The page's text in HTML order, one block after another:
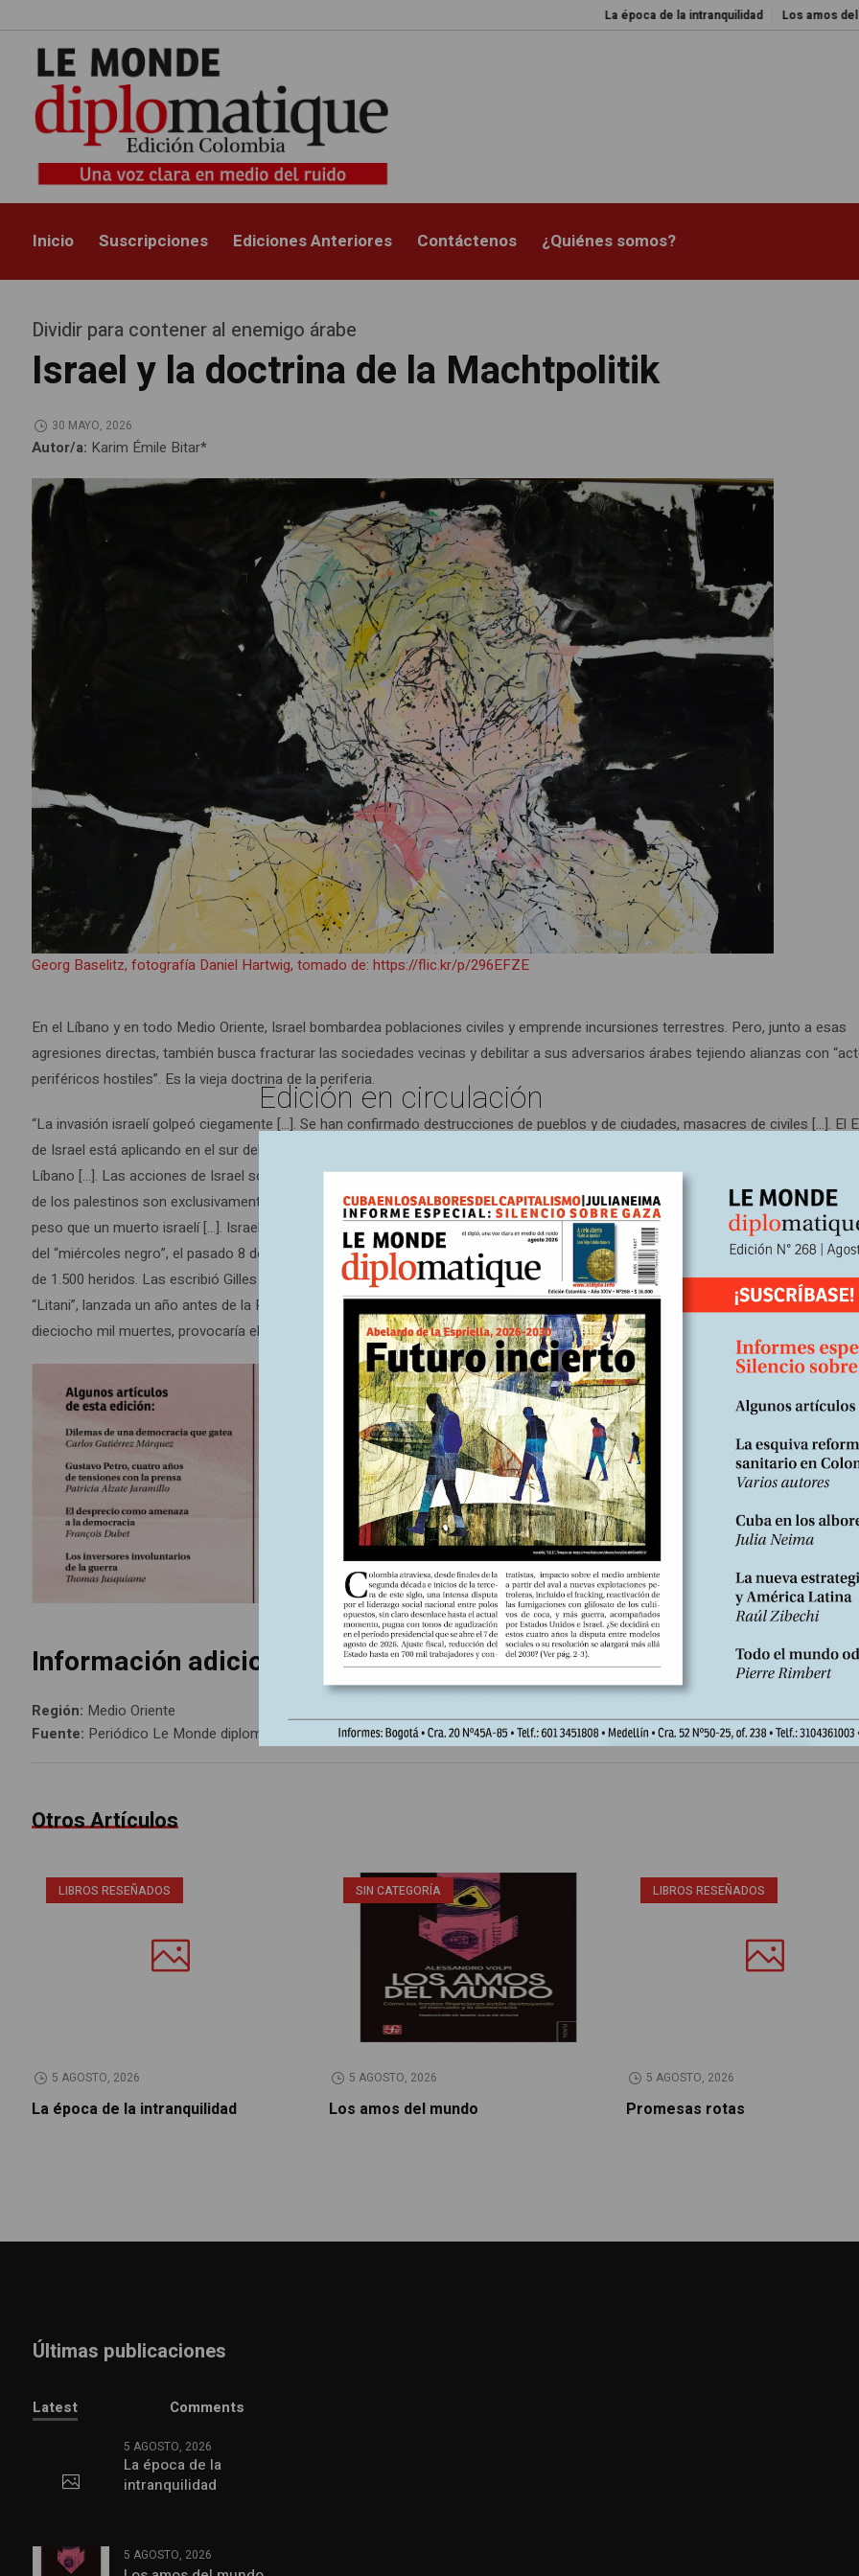
La época de la intranquilidad Los amos del mundo
Inicio Suscripciones Ediciones Anteriores Contáctenos ¿Quiénes somos?
Dividir para contener al enemigo árabe
Israel y la doctrina de la Machtpolitik
30 MAYO, 2026
Autor/a: Karim Émile Bitar*
Georg Baselitz, fotografía Daniel Hartwig, tomado de: https://flic.kr/p/296EFZE
En el Líbano y en todo Medio Oriente, Israel bombardea poblaciones civiles y emprende incursiones terrestres. Pero, junto a esas
agresiones directas, también busca fracturar las sociedades vecinas y debilitar a sus adversarios árabes tejiendo alianzas con
periféricos hostiles”. Es la vieja doctrina de la periferia.
“La invasión israelí golpeó ciegamente […]. Se han confirmado destrucciones de pueblos y de ciudades, masacres de civiles […]. El
de Israel está aplicando en el sur del Líbano el método que dio resultados en Galilea y en otros lados en 1948: ‘palestinear’ al sur
Líbano […]. Las acciones de Israel son consideradas reacciones legítimas, incluso cuando parecen desproporcionadas, mientras
de los palestinos son exclusivamente tratadas como crímenes terroristas. Y un muerto árabe no tiene ni el mismo tamaño ni el
peso que un muerto israelí […]. Israel puede contar con una complicidad casi unánime”. Esas líneas no fueron publicadas al día
del “miércoles negro”, el pasado 8 de abril, cuando la aviación israelí mató a más de 350 civiles libaneses en unos minutos y
de 1.500 heridos. Las escribió Gilles Deleuze en
Le Monde, el 7 de abril de 1978 (1). El filósofo denunciaba en ese artículo la
“Litani”, lanzada un año antes de la Revolución Islámica iraní y cuatro años antes de la gran invasión de 1982, que produciría más
dieciocho mil muertes, provocaría el éxodo de aproximadamente un millón de libaneses y contribuiría al nacimiento de Hezbollah.
Información adicional
Región: Medio Oriente
Fuente: Periódico Le Monde diplomatique, edición Colombia Nº266, Junio 2026
Otros Artículos
LIBROS RESEÑADOS
5 AGOSTO, 2026
La época de la intranquilidad
SIN CATEGORÍA
5 AGOSTO, 2026
Los amos del mundo
LIBROS RESEÑADOS
5 AGOSTO, 2026
Promesas rotas
Últimas publicaciones
Latest Comments
5 AGOSTO, 2026
La época de la
intranquilidad
5 AGOSTO, 2026
Edición en circulación